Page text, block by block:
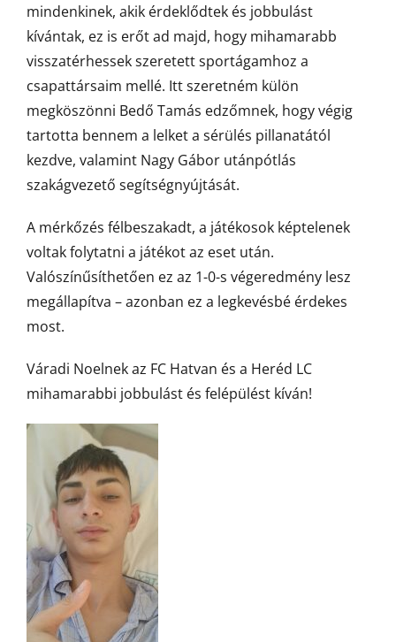
mindenkinek, akik érdeklődtek és jobbulást
kívántak, ez is erőt ad majd, hogy mihamarabb
visszatérhessek szeretett sportágamhoz a
csapattársaim mellé. Itt szeretném külön
megköszönni Bedő Tamás edzőmnek, hogy végig
tartotta bennem a lelket a sérülés pillanatától
kezdve, valamint Nagy Gábor utánpótlás
szakágvezető segítségnyújtását.
A mérkőzés félbeszakadt, a játékosok képtelenek
voltak folytatni a játékot az eset után.
Valószínűsíthetően ez az 1-0-s végeredmény lesz
megállapítva – azonban ez a legkevésbé érdekes
most.
Váradi Noelnek az FC Hatvan és a Heréd LC
mihamarabbi jobbulást és felépülést kíván!